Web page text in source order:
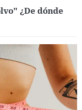
¿De dónde